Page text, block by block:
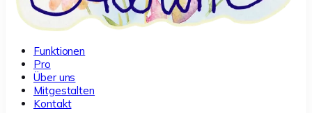
Funktionen
Pro
Über uns
Mitgestalten
Kontakt